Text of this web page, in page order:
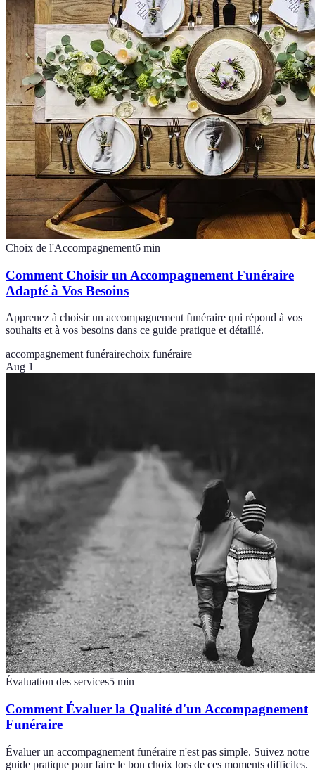
Choix de l'Accompagnement6 min
Comment Choisir un Accompagnement Funéraire
Adapté à Vos Besoins
Apprenez à choisir un accompagnement funéraire qui répond à vos
souhaits et à vos besoins dans ce guide pratique et détaillé.
accompagnement funérairechoix funéraire
Aug 1
Évaluation des services5 min
Comment Évaluer la Qualité d'un Accompagnement
Funéraire
Évaluer un accompagnement funéraire n'est pas simple. Suivez notre
guide pratique pour faire le bon choix lors de ces moments difficiles.